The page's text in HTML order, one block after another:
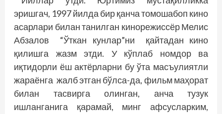
эришгач, 1997 йилда бир қанча томошабоп кино
асарлари билан танилган кинорежиссёр Мелис
Абзалов “Ўткан кунлар”ни қайтадан кино
қилишга жазм этди. У кўплаб номдор ва
иқтидорли ёш актёрларни бу ўта масъулиятли
жараёнга жалб этган бўлса-да, фильм маҳорат
билан тасвирга олинган, анча тузук
ишланганига қарамай, минг афсусларким,